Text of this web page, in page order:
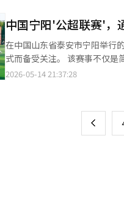
日本市场的对比。《日经新闻
者曾作为演讲者出席，受到关
（IB）和证券公司的活动策略
有20多年历史的现有“日本论
移到首尔的举动，象征着全球
人工智能（AI）系统翻译与编
够在现场实现更活跃的协作。
交通承诺的可行性、城东区智
或政治攻势来应对，受到批
人的态度和解释能力。 相比之下，吴世勋已经担任过四届首尔市长，也曾担任国会议员，经历过两次落选。从政治上
看，他几乎已经被解剖完毕。喜欢他
把双刃剑。它既会留下伤痕，
前的趋势来看，黄金交叉的
应放松警惕。首尔总是在最
心。” 华为在此次活动中还公布了针对人工智能(AI)人才培养的新合作与倡议。华为亚太区副总裁彼得·潘表
示：“在华为ICT大赛十周年之
新部分，新加坡国立大学团队
了计算与云轨道的大奖，而布
表亚太地区参加在中国深圳举行的全球决赛。 此次活动还首次发布了《ICT职能
通信与数字部人力资源开发
中国宁阳'公超联赛'，
在中国山东省泰安市宁阳举行
式而备受关注。 该赛事不仅是简单的体育大会，还连接了地方文化和旅游资源，发挥了地方经济活化的平台作用。
本次比赛共有34支队伍，530多名职
比赛结合的方式，已成为宁阳公超联赛的显著特点。 赛事运营方
间，参赛者在工作后可以自由参与比赛，促进交流与友谊。
烈的对抗。一名教师选手笑着表示
2026-05-14 21:37:28
上